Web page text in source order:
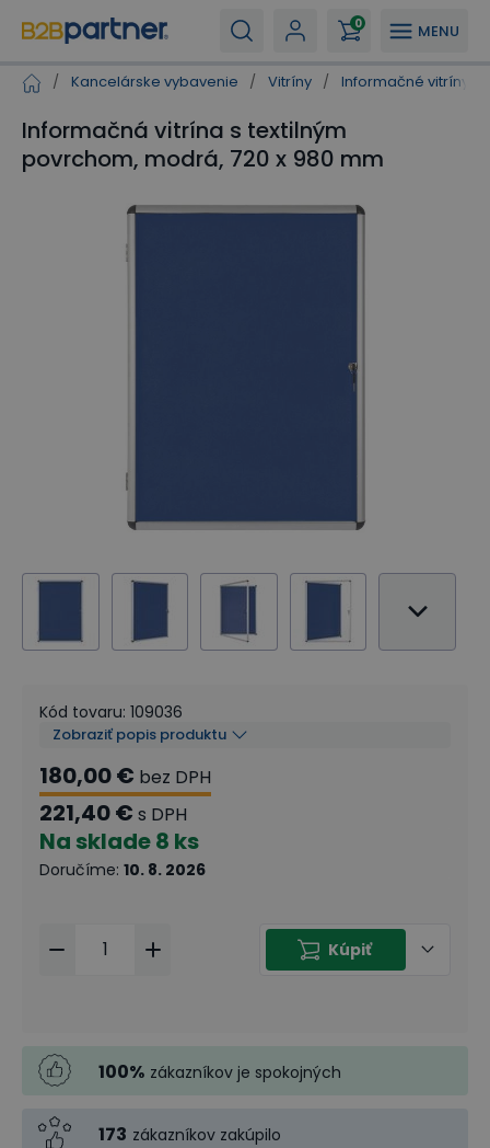
MENU
0
/ Kancelárske vybavenie / Vitríny / Informačné vitríny
Informačná vitrína s textilným
povrchom, modrá, 720 x 980 mm
Kód tovaru: 109036
Zobraziť popis produktu
180,00 € bez DPH
221,40 € s DPH
Na sklade8 ks
Doručíme: 10. 8. 2026
Kúpiť
100% zákazníkov je spokojných
173 zákazníkov zakúpilo